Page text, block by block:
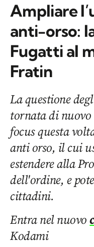
Ampliare
anti-orso:
Fugatti al
Fratin
La questione
tornata di
focus questa
anti orso, il cui
estendere alla
dell'ordine, e
cittadini.
Entra nel nuovo
Kodami